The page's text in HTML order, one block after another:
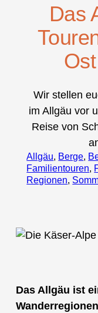
Das
Wir stellen
im Allgäu vor
Reise von
Allgäu, Berge,
Familientouren,
Regionen,
Das Allgäu ist